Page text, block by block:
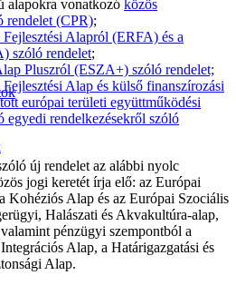
alapokra vonatkozó közös
rendelet (CPR);
Alapról (ERFA) és a
szóló rendelet;
Pluszról (ESZA+) szóló rendelet;
Alap és külső finanszírozási
európai területi együttműködési
egyedi rendelkezésekről szóló
új rendelet az alábbi nyolc
jogi keretét írja elő: az Európai
Kohéziós Alap és az Európai Szociális
Halászati és Akvakultúra-alap,
pénzügyi szempontból a
Alap, a Határigazgatási és
Alap.